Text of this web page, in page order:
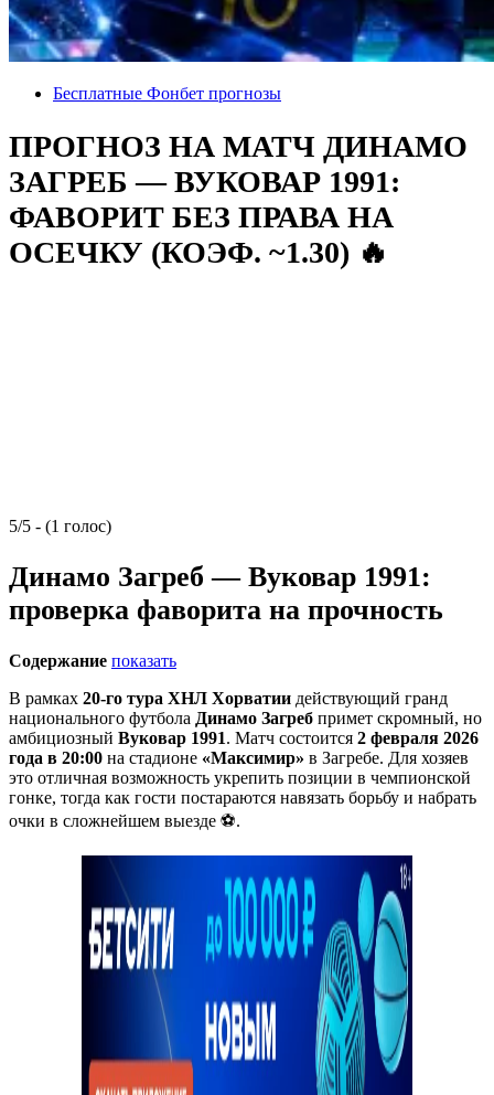
Бесплатные Фонбет прогнозы
ПРОГНОЗ НА МАТЧ ДИНАМО
ЗАГРЕБ — ВУКОВАР 1991:
ФАВОРИТ БЕЗ ПРАВА НА
ОСЕЧКУ (КОЭФ. ~1.30) 🔥
5/5 - (1 голос)
Динамо Загреб — Вуковар 1991:
проверка фаворита на прочность
Содержание показать
В рамках 20-го тура ХНЛ Хорватии действующий гранд
национального футбола Динамо Загреб примет скромный, но
амбициозный Вуковар 1991. Матч состоится 2 февраля 2026
года в 20:00 на стадионе «Максимир» в Загребе. Для хозяев
это отличная возможность укрепить позиции в чемпионской
гонке, тогда как гости постараются навязать борьбу и набрать
очки в сложнейшем выезде ⚽.